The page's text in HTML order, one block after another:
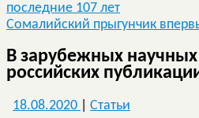
последние 107 лет
Сомалийский прыгунчик
В зарубежных
российских
18.08.2020 Статьи